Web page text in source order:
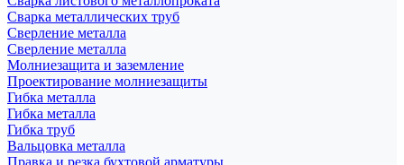
Сварка металлических труб
Сверление металла
Сверление металла
Молниезащита и заземление
Проектирование молниезащиты
Гибка металла
Гибка металла
Гибка труб
Вальцовка металла
Правка и резка бухтовой арматуры